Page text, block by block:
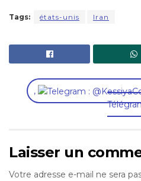
Tags: états-unis Iran
,
Laisser un
Votre adresse e-mail ne sera